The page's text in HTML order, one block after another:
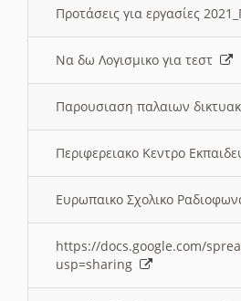
Προτάσεις για εργασίες
Να δω Λογισμικο για τεστ
Παρουσιαση παλαιων
Περιφερειακο Κεντρο
Ευρωπαικο Σχολικο
https://docs.google.com/
usp=sharing